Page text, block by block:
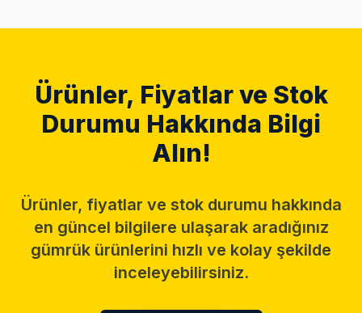
Ürünler, Fiyatlar ve Stok
Durumu Hakkında Bilgi
Alın!
Ürünler, fiyatlar ve stok durumu hakkında
en güncel bilgilere ulaşarak aradığınız
gümrük ürünlerini hızlı ve kolay şekilde
inceleyebilirsiniz.